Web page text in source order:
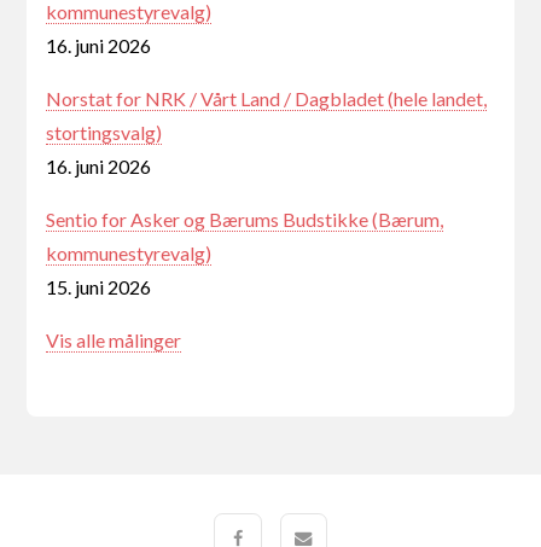
kommunestyrevalg)
16. juni 2026
Norstat for NRK / Vårt Land / Dagbladet (hele landet,
stortingsvalg)
16. juni 2026
Sentio for Asker og Bærums Budstikke (Bærum,
kommunestyrevalg)
15. juni 2026
Vis alle målinger